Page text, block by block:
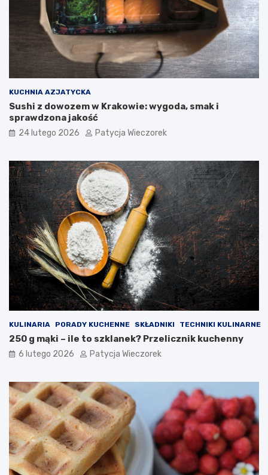
KUCHNIA AZJATYCKA
Sushi z dowozem w Krakowie: wygoda, smak i
sprawdzona jakość
24 lutego 2026 Patycja Wieczorek
KULINARIA PORADY KUCHENNE SKŁADNIKI TECHNIKI KULINARNE
250 g mąki – ile to szklanek? Przelicznik kuchenny
6 lutego 2026 Patycja Wieczorek